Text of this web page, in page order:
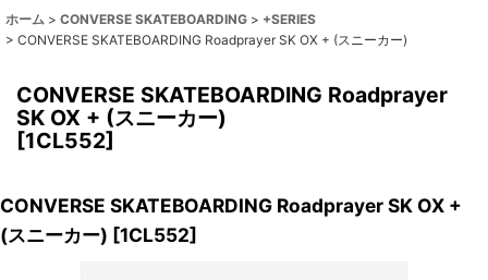
ホーム > CONVERSE SKATEBOARDING > +SERIES
> CONVERSE SKATEBOARDING Roadprayer SK OX + (スニーカー)
CONVERSE SKATEBOARDING Roadprayer
SK OX + (スニーカー)
[1CL552]
CONVERSE SKATEBOARDING Roadprayer SK OX +
(スニーカー) [1CL552]